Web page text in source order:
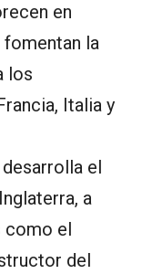
en
fomentan la
los
Italia y
el
a
como el
del